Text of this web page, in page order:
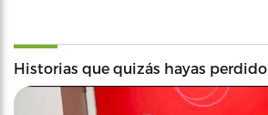
Historias que quizás hayas perdido